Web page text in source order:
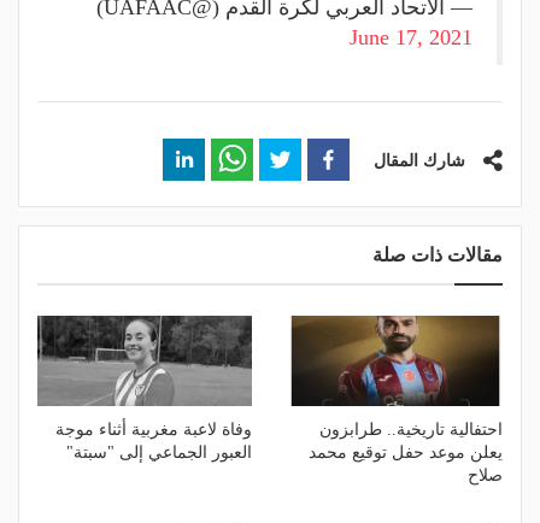
— الاتحاد العربي لكرة القدم (@UAFAAC)
June 17, 2021
شارك المقال
مقالات ذات صلة
احتفالية تاريخية.. طرابزون
يعلن موعد حفل توقيع محمد
صلاح
وفاة لاعبة مغربية أثناء موجة
العبور الجماعي إلى "سبتة"